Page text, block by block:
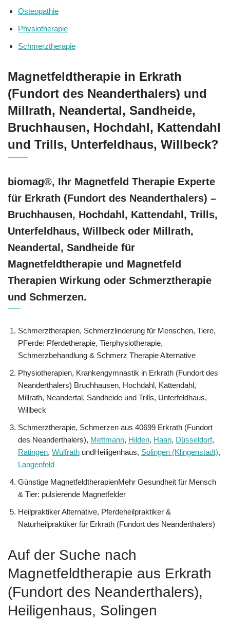
Osteopathie
Physiotherapie
Schmerztherapie
Magnetfeldtherapie in Erkrath
(Fundort des Neanderthalers) und
Millrath, Neandertal, Sandheide,
Bruchhausen, Hochdahl, Kattendahl
und Trills, Unterfeldhaus, Willbeck?
biomag®, Ihr Magnetfeld Therapie Experte
für Erkrath (Fundort des Neanderthalers) –
Bruchhausen, Hochdahl, Kattendahl, Trills,
Unterfeldhaus, Willbeck oder Millrath,
Neandertal, Sandheide für
Magnetfeldtherapie und Magnetfeld
Therapien Wirkung oder Schmerztherapie
und Schmerzen.
Schmerztherapien, Schmerzlinderung für Menschen, Tiere,
PFerde: Pferdetherapie, Tierphysiotherapie,
Schmerzbehandlung & Schmerz Therapie Alternative
Physiotherapien, Krankengymnastik in Erkrath (Fundort des
Neanderthalers) Bruchhausen, Hochdahl, Kattendahl,
Millrath, Neandertal, Sandheide und Trills, Unterfeldhaus,
Willbeck
Schmerztherapie, Schmerzen aus 40699 Erkrath (Fundort
des Neanderthalers), Mettmann, Hilden, Haan, Düsseldorf,
Ratingen, Wülfrath undHeiligenhaus, Solingen (Klingenstadt),
Langenfeld
Günstige MagnetfeldtherapienMehr Gesundheit für Mensch
& Tier: pulsierende Magnetfelder
Heilpraktiker Alternative, Pferdeheilpraktiker &
Naturheilpraktiker für Erkrath (Fundort des Neanderthalers)
Auf der Suche nach
Magnetfeldtherapie aus Erkrath
(Fundort des Neanderthalers),
Heiligenhaus, Solingen